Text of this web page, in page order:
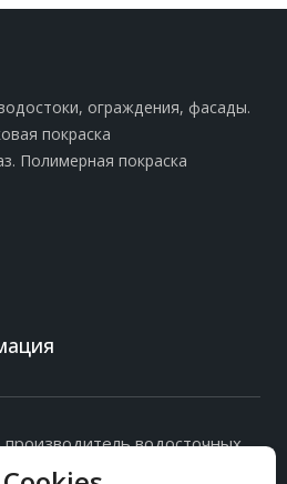
ограждения, фасады.
покраска
Полимерная покраска
водосточных